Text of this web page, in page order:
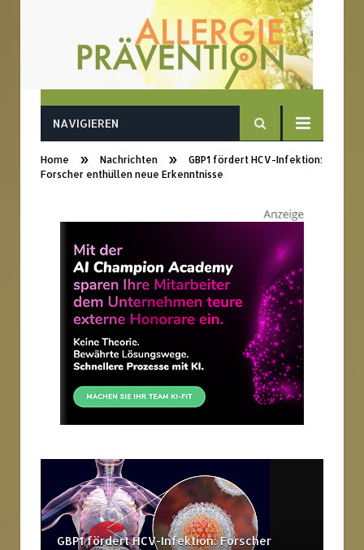
NAVIGIEREN
Home » Nachrichten »
GBP1 fördert HCV-Infektion:
Forscher enthüllen neue Erkenntnisse
GBP1 fördert HCV-Infektion: Forscher